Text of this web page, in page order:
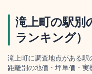
滝上町の駅別
ランキング）
滝上町に調査地点がある
距離別の地価・坪単価・実